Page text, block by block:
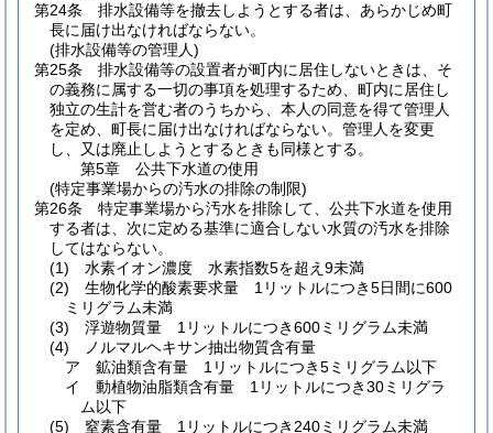
第24条
排水設備等を撤去しようとする者は、あらかじめ町
長に届け出なければならない。
(排水設備等の管理人)
第25条
排水設備等の設置者が町内に居住しないときは、そ
の義務に属する一切の事項を処理するため、町内に居住し
独立の生計を営む者のうちから、本人の同意を得て管理人
を定め、町長に届け出なければならない。 管理人を変更
し、又は廃止しようとするときも同様とする。
第5章
公共下水道の使用
(特定事業場からの汚水の排除の制限)
第26条
特定事業場から汚水を排除して、公共下水道を使用
する者は、次に定める基準に適合しない水質の汚水を排除
してはならない。
(1)
水素イオン濃度 水素指数5を超え9未満
(2)
生物化学的酸素要求量 1リットルにつき5日間に600
ミリグラム未満
(3)
浮遊物質量 1リットルにつき600ミリグラム未満
(4)
ノルマルヘキサン抽出物質含有量
ア
鉱油類含有量 1リットルにつき5ミリグラム以下
イ
動植物油脂類含有量 1リットルにつき30ミリグラ
ム以下
(5)
窒素含有量 1リットルにつき240ミリグラム未満